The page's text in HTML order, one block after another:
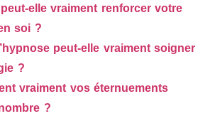
peut-elle vraiment renforcer votre
soi ?
peut-elle vraiment soigner
?
vraiment vos éternuements
?